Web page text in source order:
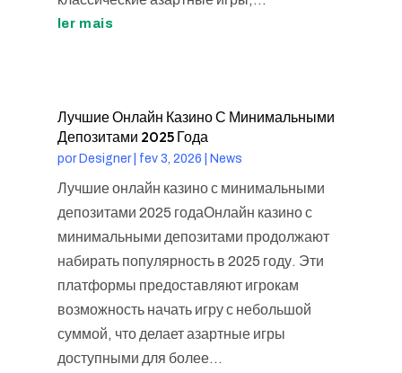
ler mais
Лучшие Онлайн Казино С Минимальными
Депозитами 2025 Года
por Designer| fev 3, 2026 News
Лучшие онлайн казино с минимальными
депозитами 2025 годаОнлайн казино с
минимальными депозитами продолжают
набирать популярность в 2025 году. Эти
платформы предоставляют игрокам
возможность начать игру с небольшой
суммой, что делает азартные игры
доступными для более...